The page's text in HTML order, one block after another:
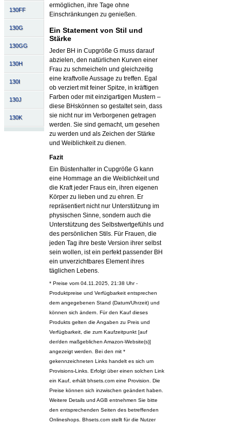
130FF
130G
130GG
130H
130I
130J
130K
ermöglichen, ihre Tage ohne
Einschränkungen zu genießen.
Ein Statement von Stil und
Stärke
Jeder BH in Cupgröße G muss darauf
abzielen, den natürlichen Kurven einer
Frau zu schmeicheln und gleichzeitig
eine kraftvolle Aussage zu treffen. Egal
ob verziert mit feiner Spitze, in kräftigen
Farben oder mit einzigartigen Mustern –
diese BHskönnen so gestaltet sein, dass
sie nicht nur im Verborgenen getragen
werden. Sie sind gemacht, um gesehen
zu werden und als Zeichen der Stärke
und Weiblichkeit zu dienen.
Fazit
Ein Büstenhalter in Cupgröße G kann
eine Hommage an die Weiblichkeit und
die Kraft jeder Fraus ein, ihren eigenen
Körper zu lieben und zu ehren. Er
repräsentiert nicht nur Unterstützung im
physischen Sinne, sondern auch die
Unterstützung des Selbstwertgefühls und
des persönlichen Stils. Für Frauen, die
jeden Tag ihre beste Version ihrer selbst
sein wollen, ist ein perfekt passender BH
ein unverzichtbares Element ihres
täglichen Lebens.
* Preise vom 04.11.2025, 21:38 Uhr -
Produktpreise und Verfügbarkeit entsprechen
dem angegebenen Stand (Datum/Uhrzeit) und
können sich ändern. Für den Kauf dieses
Produkts gelten die Angaben zu Preis und
Verfügbarkeit, die zum Kaufzeitpunkt [auf
der/den maßgeblichen Amazon-Website(s)]
angezeigt werden. Bei den mit *
gekennzeichneten Links handelt es sich um
Provisions-Links. Erfolgt über einen solchen Link
ein Kauf, erhält bhsets.com eine Provision. Die
Preise können sich inzwischen geändert haben.
Weitere Details und AGB entnehmen Sie bitte
den entsprechenden Seiten des betreffenden
Onlineshops. Bhsets.com stellt für die Nutzer